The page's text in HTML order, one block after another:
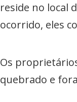
reside no local
ocorrido, eles
Os
quebrado e